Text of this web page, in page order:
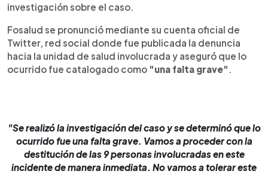
investigación sobre el caso.
Fosalud se pronunció mediante su cuenta oficial de
Twitter, red social donde fue publicada la denuncia
hacia la unidad de salud involucrada y aseguró que lo
ocurrido fue catalogado como "una falta grave"
"Se realizó la investigación del caso y se determinó que lo
ocurrido fue una falta grave. Vamos a proceder con la
destitución de las 9 personas involucradas en este
incidente de manera inmediata. No vamos a tolerar este